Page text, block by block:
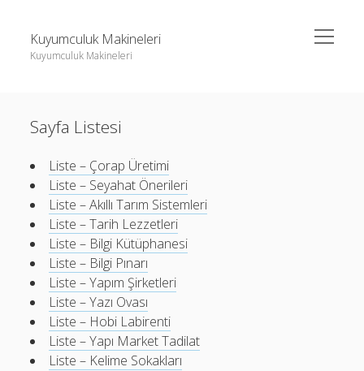
Kuyumculuk Makineleri
Kuyumculuk Makineleri
menüyü
aç
Liste
Shorts Beğeni Gönderme Hilesi Ücretsiz
Twitter Gizli Sikiş
Bedava Instagram Takipçi Yükseltme
Liste
Sayfa Listesi
Shorts Beğeni Gönderme Hilesi Ücretsiz
Twitter Gizli Sikiş
Sayfa Listesi
Liste – Çorap Üretimi
Liste – Seyahat Önerileri
Liste – Akıllı Tarım Sistemleri
Liste – Tarih Lezzetleri
Liste – Bilgi Kütüphanesi
Liste – Bilgi Pınarı
Liste – Yapım Şirketleri
Liste – Yazı Ovası
Liste – Hobi Labirenti
Liste – Yapı Market Tadilat
Liste – Kelime Sokakları